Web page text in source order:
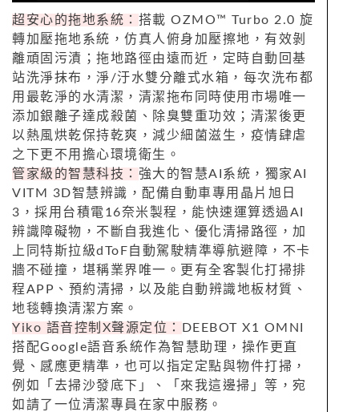
超安心的拖地系統： 搭載 OZMO™ Turbo 2.0 旋
轉加壓拖地系統，仿真人俯身加壓擦地，有效剝
離頑固污漬；拖地路徑由遠而近，定時自動回基
站洗淨抹布，淨/汙水雙分離式水箱，每次洗布都
用最乾淨的水清潔，清潔拖布同時使用市場唯一
添加銀離子達成殺菌、除臭雙重功效；清潔後更
以熱風烘乾保持乾爽，減少細菌滋生，疫情肆虐
之下更不用擔心環境衛生。
管家級的智慧科技： 強大的智慧AI系統，獨家AI
VITM 3D智慧辨識，配備自動車專用晶片旭日
3，採用台積電16奈米製程，能快速運算透過AI
辨識障礙物，不斷自我進化、優化清掃路徑，加
上同特斯拉級dToF自動駕駛精準導航避障，不卡
牆不碰撞，堪稱業界唯一。更有全客製化打掃排
程APP、預約清掃，以及能自動辨識地板材質、
地毯轉換清潔方案。
Yiko 語音控制X聲源定位：
DEEBOT X1 OMNI
搭配Google語音系統作為智慧助理，操作更直
覺、感應更精準，也可以指定定點與物件打掃，
例如「去掃沙發底下」、「來我這邊掃」等，宛
如請了一位清潔專員在家中服務。